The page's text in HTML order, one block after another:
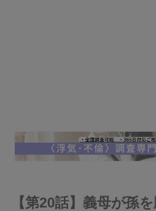
【第20話】義母が孫